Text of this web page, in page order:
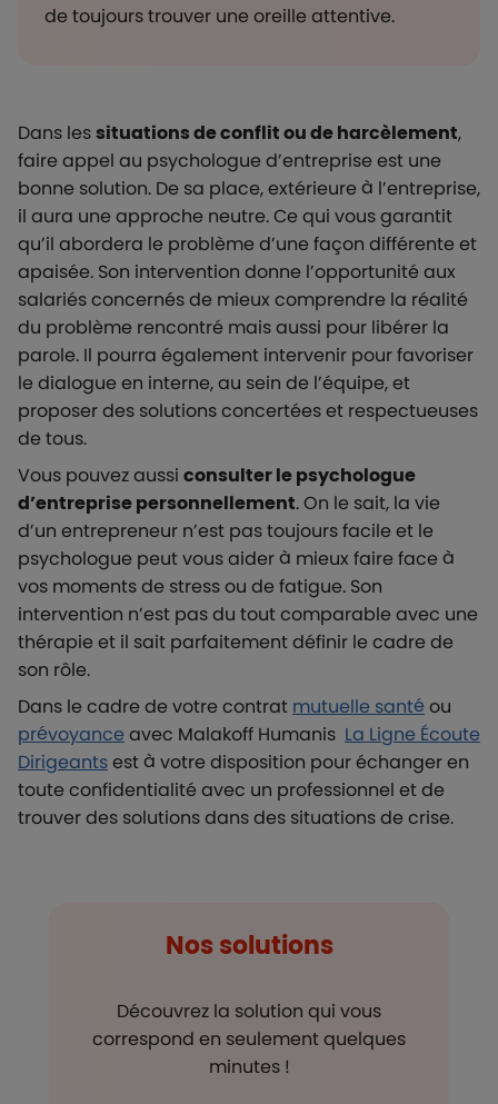
de toujours trouver une oreille attentive.
Dans lessituations de conflit ou de harcèlement,
faire appel au psychologue d’entreprise est une
bonne solution. De sa place, extérieure à l’entreprise,
il aura une approche neutre. Ce qui vous garantit
qu’il abordera le problème d’une façon différente et
apaisée. Son intervention donne l’opportunité aux
salariés concernés de mieux comprendre la réalité
du problème rencontré mais aussi pour libérer la
parole. Il pourra également intervenir pour favoriser
le dialogue en interne, au sein de l’équipe, et
proposer des solutions concertées et respectueuses
de tous.
Vous pouvez aussi consulter le psychologue
d’entreprise personnellement. On le sait, la vie
d’un entrepreneur n’est pas toujours facile et le
psychologue peut vous aider à mieux faire face à
vos moments de stress ou de fatigue. Son
intervention n’est pas du tout comparable avec une
thérapie et il sait parfaitement définir le cadre de
son rôle.
Dans le cadre de votre contrat mutuelle santéou
prévoyanceavec Malakoff Humanis La Ligne Écoute
Dirigeantsest à votre disposition pour échanger en
toute confidentialité avec un professionnel et de
trouver des solutions dans des situations de crise.
Nos solutions
Découvrez la solution qui vous
correspond en seulement quelques
minutes !